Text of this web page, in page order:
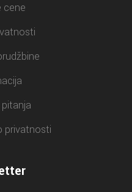
cene
privatnosti